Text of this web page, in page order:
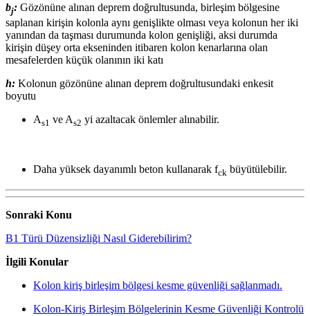
bj: Gözönüne alınan deprem doğrultusunda, birleşim bölgesine
saplanan kirişin kolonla aynı genişlikte olması veya kolonun her iki
yanından da taşması durumunda kolon genişliği, aksi durumda
kirişin düşey orta ekseninden itibaren kolon kenarlarına olan
mesafelerden küçük olanının iki katı
h: Kolonun gözönüne alınan deprem doğrultusundaki enkesit
boyutu
As1 ve As2 yi azaltacak önlemler alınabilir.
Daha yüksek dayanımlı beton kullanarak fck büyütülebilir.
Sonraki Konu
B1 Türü Düzensizliği Nasıl Giderebilirim?
İlgili Konular
Kolon kiriş birleşim bölgesi kesme güvenliği sağlanmadı.
Kolon-Kiriş Birleşim Bölgelerinin Kesme Güvenliği Kontrolü